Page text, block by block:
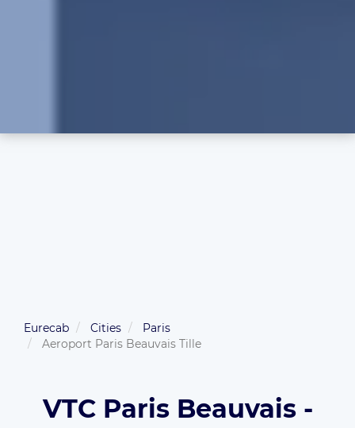
Eurecab Cities
Paris
Aeroport Paris Beauvais Tille
VTC Paris Beauvais -